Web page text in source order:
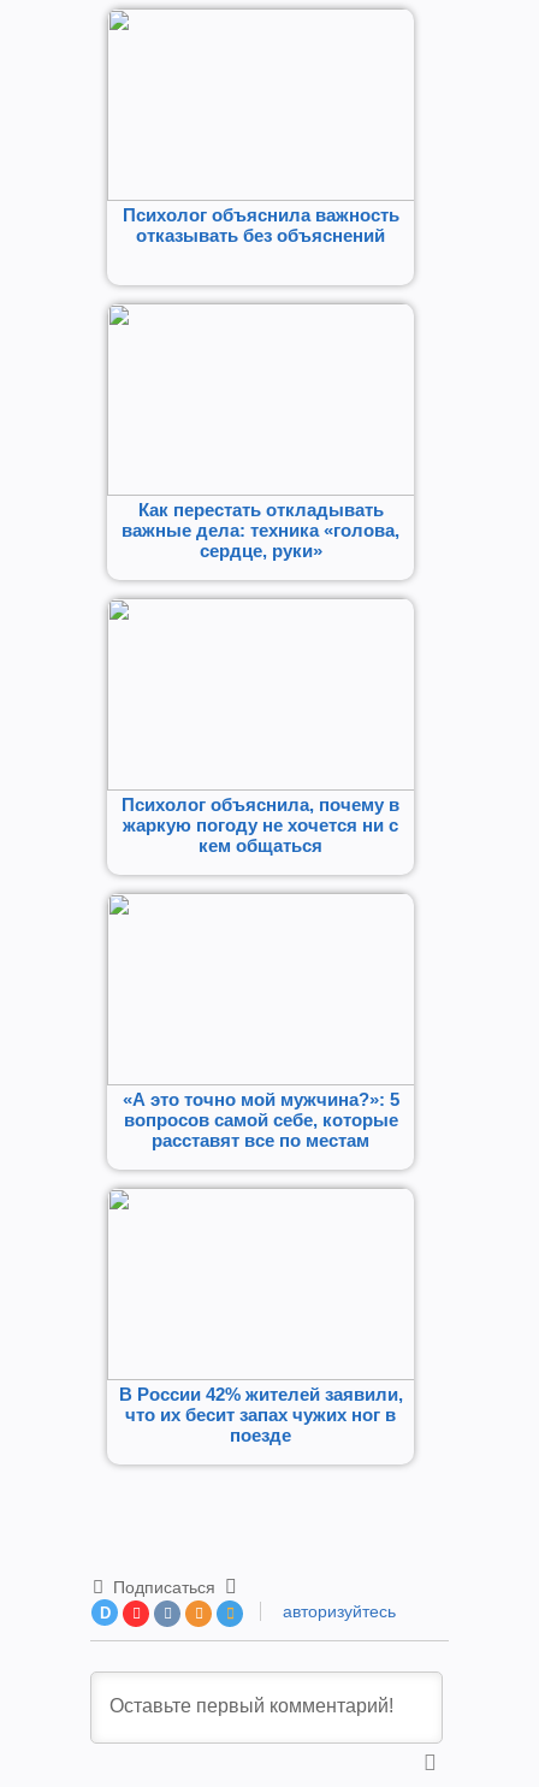
Психолог объяснила важность
отказывать без объяснений
Как перестать откладывать
важные дела: техника «голова,
сердце, руки»
Психолог объяснила, почему в
жаркую погоду не хочется ни с
кем общаться
«А это точно мой мужчина?»: 5
вопросов самой себе, которые
расставят все по местам
В России 42% жителей заявили,
что их бесит запах чужих ног в
поезде
Подписаться
D авторизуйтесь